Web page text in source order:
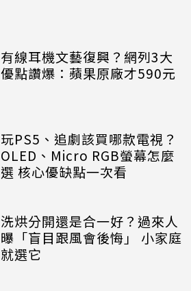
有線耳機文藝復興？網列3大
優點讚爆：蘋果原廠才590元
玩PS5、追劇該買哪款電視？
OLED、Micro RGB螢幕怎麼
選 核心優缺點一次看
洗烘分開還是合一好？過來人
曝「盲目跟風會後悔」 小家庭
就選它